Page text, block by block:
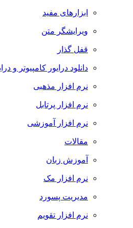
ابزارهای مفید
ویرایشگر متن
قفل گذار
دانلود درایور کامپیوتر و
نرم افزار مذهبی
نرم افزار پرتابل
نرم افزار آموزشی
مقالات
آموزش زبان
نرم افزار مک
مدیریت پسورد
نرم افزار تقویم